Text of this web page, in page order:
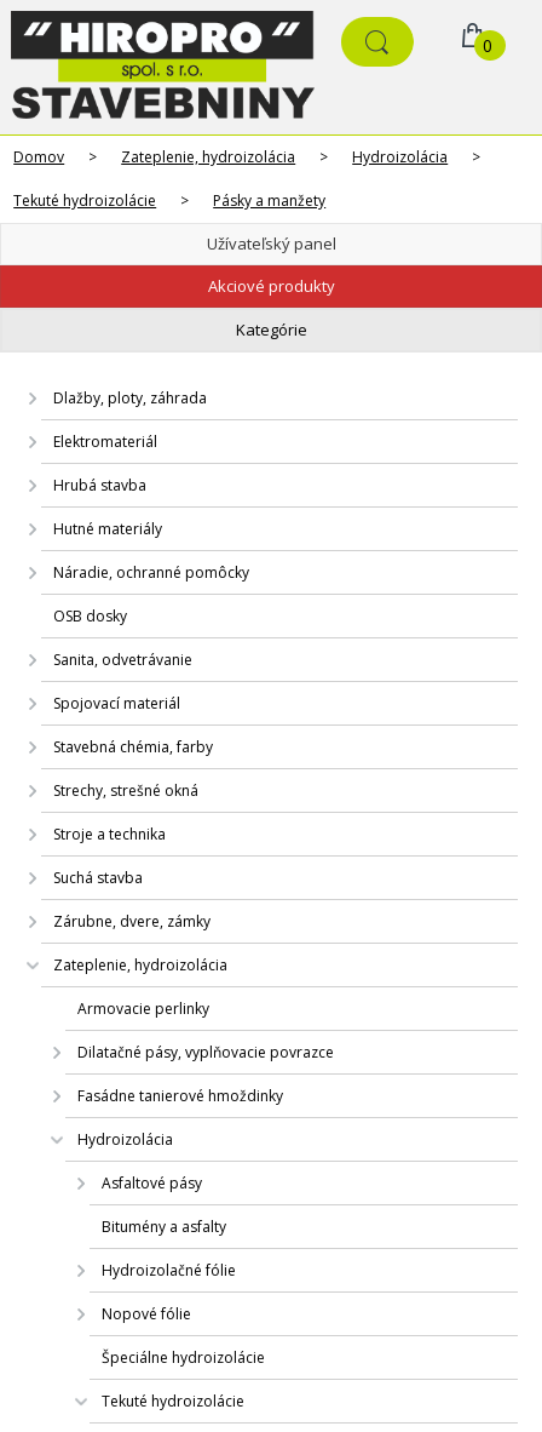
0
Domov > Zateplenie, hydroizolácia > Hydroizolácia >
Tekuté hydroizolácie > Pásky a manžety
Užívateľský panel
Akciové produkty
Kategórie
Dlažby, ploty, záhrada
Elektromateriál
Hrubá stavba
Hutné materiály
Náradie, ochranné pomôcky
OSB dosky
Sanita, odvetrávanie
Spojovací materiál
Stavebná chémia, farby
Strechy, strešné okná
Stroje a technika
Suchá stavba
Zárubne, dvere, zámky
Zateplenie, hydroizolácia
Armovacie perlinky
Dilatačné pásy, vyplňovacie povrazce
Fasádne tanierové hmoždinky
Hydroizolácia
Asfaltové pásy
Bitumény a asfalty
Hydroizolačné fólie
Nopové fólie
Špeciálne hydroizolácie
Tekuté hydroizolácie